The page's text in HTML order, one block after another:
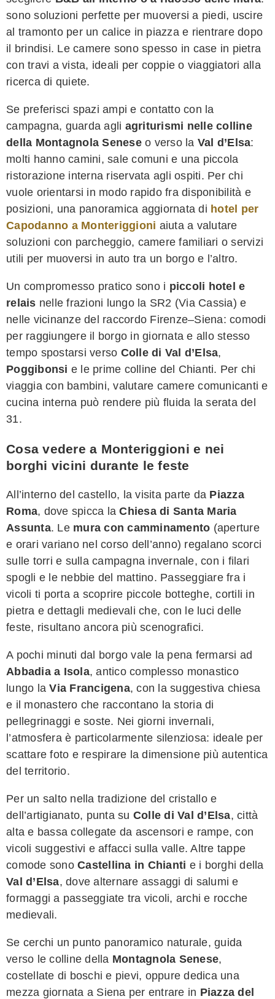
sono soluzioni perfette per muoversi a piedi, uscire
al tramonto per un calice in piazza e rientrare dopo
il brindisi. Le camere sono spesso in case in pietra
con travi a vista, ideali per coppie o viaggiatori alla
ricerca di quiete.
Se preferisci spazi ampi e contatto con la
campagna, guarda agli agriturismi nelle colline
della Montagnola Seneseo verso la Val d’Elsa:
molti hanno camini, sale comuni e una piccola
ristorazione interna riservata agli ospiti. Per chi
vuole orientarsi in modo rapido fra disponibilità e
posizioni, una panoramica aggiornata di hotel per
Capodanno a Monteriggioni aiuta a valutare
soluzioni con parcheggio, camere familiari o servizi
utili per muoversi in auto tra un borgo e l’altro.
Un compromesso pratico sono i piccoli hotel e
relais nelle frazioni lungo la SR2 (Via Cassia) e
nelle vicinanze del raccordo Firenze–Siena: comodi
per raggiungere il borgo in giornata e allo stesso
tempo spostarsi verso Colle di Val d’Elsa,
Poggibonsi e le prime colline del Chianti. Per chi
viaggia con bambini, valutare camere comunicanti e
cucina interna può rendere più fluida la serata del
31.
Cosa vedere a Monteriggioni e nei
borghi vicini durante le feste
All’interno del castello, la visita parte da Piazza
Roma, dove spicca laChiesa di Santa Maria
Assunta. Le mura con camminamento (aperture
e orari variano nel corso dell’anno) regalano scorci
sulle torri e sulla campagna invernale, con i filari
spogli e le nebbie del mattino. Passeggiare fra i
vicoli ti porta a scoprire piccole botteghe, cortili in
pietra e dettagli medievali che, con le luci delle
feste, risultano ancora più scenografici.
A pochi minuti dal borgo vale la pena fermarsi ad
Abbadia a Isola, antico complesso monastico
lungo laVia Francigena, con la suggestiva chiesa
e il monastero che raccontano la storia di
pellegrinaggi e soste. Nei giorni invernali,
l’atmosfera è particolarmente silenziosa: ideale per
scattare foto e respirare la dimensione più autentica
del territorio.
Per un salto nella tradizione del cristallo e
dell’artigianato, punta su Colle di Val d’Elsa, città
alta e bassa collegate da ascensori e rampe, con
vicoli suggestivi e affacci sulla valle. Altre tappe
comode sono Castellina in Chianti e i borghi della
Val d’Elsa, dove alternare assaggi di salumi e
formaggi a passeggiate tra vicoli, archi e rocche
medievali.
Se cerchi un punto panoramico naturale, guida
verso le colline della Montagnola Senese,
costellate di boschi e pievi, oppure dedica una
mezza giornata a Siena per entrare in Piazza del